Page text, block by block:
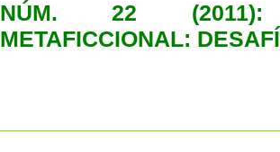
NÚM. 22
METAFICCIONAL: